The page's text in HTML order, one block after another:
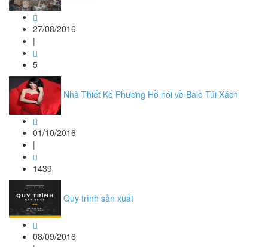
27/08/2016
|
5
Nhà Thiết Kế Phương Hồ nói về Balo Túi Xách
01/10/2016
|
1439
Quy trình sản xuất
08/09/2016